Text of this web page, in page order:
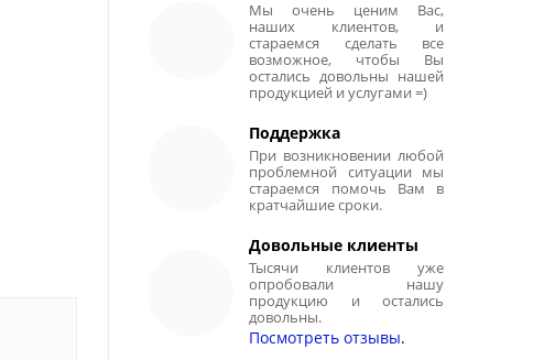
Мы очень ценим Вас,
наших клиентов, и
стараемся сделать все
возможное, чтобы Вы
остались довольны нашей
продукцией и услугами =)
Поддержка
При возникновении любой
проблемной ситуации мы
стараемся помочь Вам в
кратчайшие сроки.
Довольные клиенты
Тысячи клиентов уже
опробовали нашу
продукцию и остались
довольны.
Посмотреть отзывы.